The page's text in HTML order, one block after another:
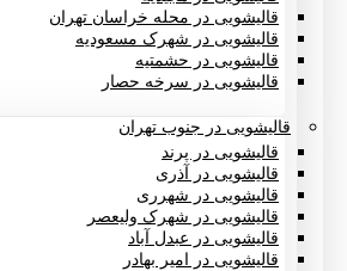
قالیشویی در محله خراسان تهران
قالیشویی در شهرک مسعودیه
قالیشویی در حشمتیه
قالیشویی در سرخه حصار
قالیشویی در جنوب تهران
قالیشویی در پرند
قالیشویی در آذری
قالیشویی در شهرری
قالیشویی در شهرک ولیعصر
قالیشویی در عبدل آباد
قالیشویی در امیر بهادر